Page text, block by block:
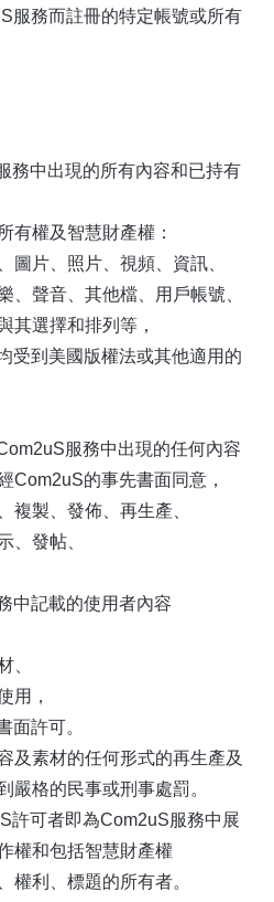
服務而註冊的特定帳號或所有
務中出現的所有內容和已持有
有權及智慧財產權：
圖片、照片、視頻、資訊、
、聲音、其他檔、用戶帳號、
其選擇和排列等，
受到美國版權法或其他適用的
服務中出現的任何內容
Com2uS的事先書面同意，
複製、發佈、再生產、
、發帖、
中記載的使用者內容
、
用，
面許可。
及素材的任何形式的再生產及
嚴格的民事或刑事處罰。
許可者即為Com2uS服務中展
權和包括智慧財產權
權利、標題的所有者。